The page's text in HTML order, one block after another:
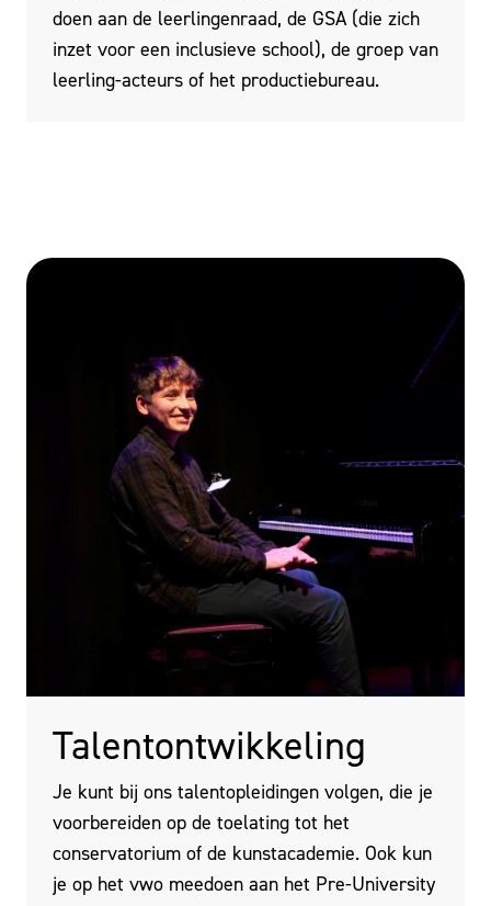
doen aan de leerlingenraad, de GSA (die zich
inzet voor een inclusieve school), de groep van
leerling-acteurs of het productiebureau.
Talentontwikkeling
Je kunt bij ons talentopleidingen volgen, die je
voorbereiden op de toelating tot het
conservatorium of de kunstacademie. Ook kun
je op het vwo meedoen aan het Pre-University